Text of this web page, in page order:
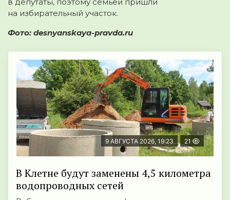
на избирательный участок.
Фото: desnyanskaya-pravda.ru
9 АВГУСТА 2026, 19:23 21
В Клетне будут заменены 4,5 километра
водопроводных сетей